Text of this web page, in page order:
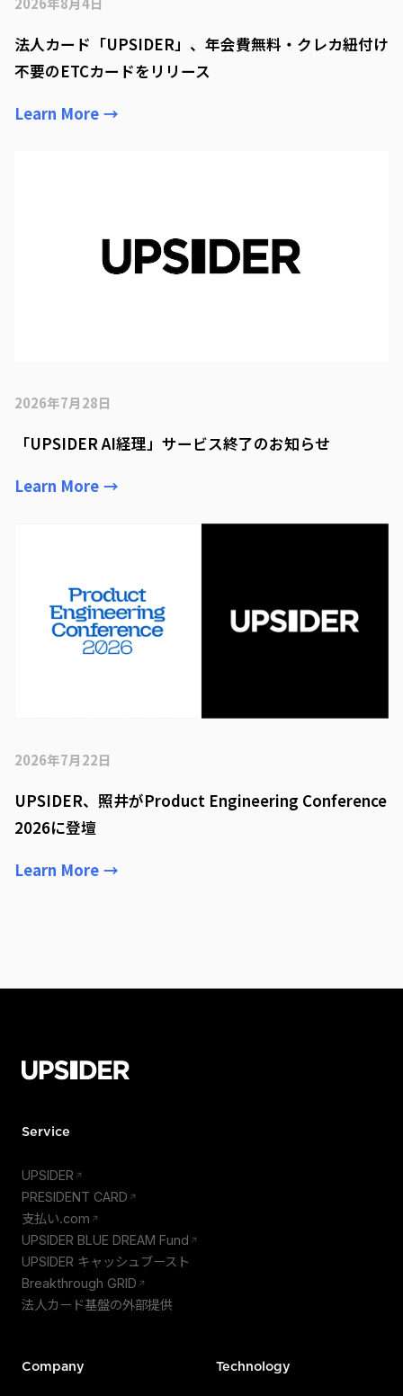
法人カード「UPSIDER」、年会費無料・クレカ紐付け
不要のETCカードをリリース
Learn More →
2026年7月28日
「UPSIDER AI経理」サービス終了のお知らせ
Learn More →
2026年7月22日
UPSIDER、照井がProduct Engineering Conference
2026に登壇
Learn More →
Service
UPSIDER
PRESIDENT CARD
支払い.com
UPSIDER BLUE DREAM Fund
UPSIDER キャッシュブースト
Breakthrough GRID
法人カード基盤の外部提供
Company Technology